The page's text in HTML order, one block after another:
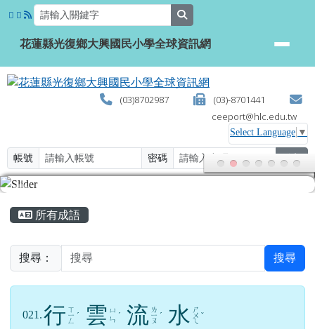
跳至主內容區
花蓮縣光復鄉大興國民小學全球資
花蓮縣光復鄉大興國民小學全球資訊網
(03)8702987
(03)-8701441
ceeport@hlc.edu.tw
Select Language ▼
帳號 密碼 登入
主內容區域
所有成語
搜尋： 搜尋
021.行 ㄒ
ㄧ
ㄥ
ˊ 雲 ㄩ
ㄣ ˊ 流 ㄌ
ㄧ
ㄡ
ˊ 水 ㄕ
ㄨ
ㄟ
ˇ
頁尾區域